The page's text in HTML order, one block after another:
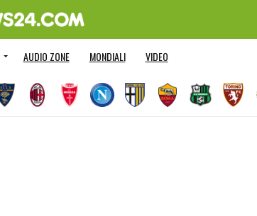
AUDIO ZONE MONDIALI VIDEO